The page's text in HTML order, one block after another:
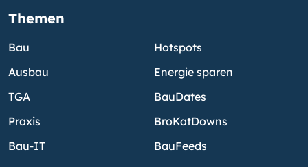
Themen
Bau
Ausbau
TGA
Praxis
Bau-IT
Hotspots
Energie sparen
BauDates
BroKatDowns
BauFeeds